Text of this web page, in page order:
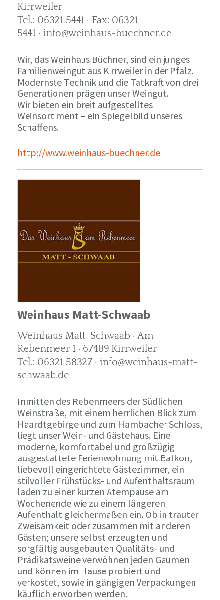
Kirrweiler
Tel.: 06321 5441 · Fax: 06321
5441 · info@weinhaus-buechner.de
Wir, das Weinhaus Büchner, sind ein junges
Familienweingut aus Kirrweiler in der Pfalz.
Modernste Technik und die Tatkraft von drei
Generationen prägen unser Weingut.
Wir bieten ein breit aufgestelltes
Weinsortiment – ein Spiegelbild unseres
Schaffens.
http://www.weinhaus-buechner.de
Weinhaus Matt-Schwaab
Weinhaus Matt-Schwaab · Am
Rebenmeer 1 · 67489 Kirrweiler
Tel.: 06321 58327 · info@weinhaus-matt-
schwaab.de
Inmitten des Rebenmeers der Südlichen
Weinstraße, mit einem herrlichen Blick zum
Haardtgebirge und zum Hambacher Schloss,
liegt unser Wein- und Gästehaus. Eine
moderne, komfortabel und großzügig
ausgestattete Ferienwohnung mit Balkon,
liebevoll eingerichtete Gästezimmer, ein
stilvoller Frühstücks- und Aufenthaltsraum
laden zu einer kurzen Atempause am
Wochenende wie zu einem längeren
Aufenthalt gleichermaßen ein. Ob in trauter
Zweisamkeit oder zusammen mit anderen
Gästen; unsere selbst erzeugten und
sorgfältig ausgebauten Qualitäts- und
Prädikatsweine verwöhnen jeden Gaumen
und können im Hause probiert und
verkostet, sowie in gängigen Verpackungen
käuflich erworben werden.